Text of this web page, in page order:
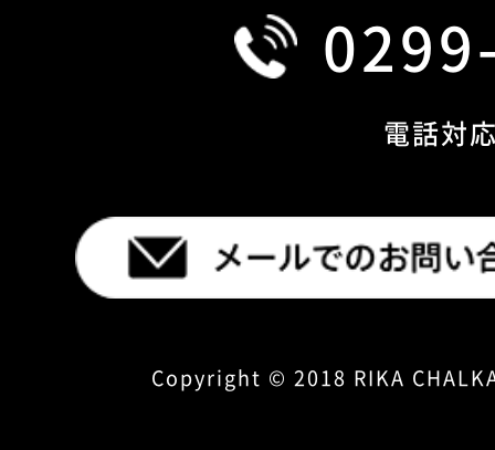
電話対
Copyright © 2018 RIKA